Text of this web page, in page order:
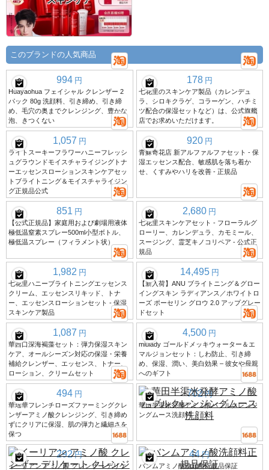
このブランドの人気商品
994 円
Huayaohua フェイシャル クレンザー 2
パック 80g 洗顔料、引き締め、引き締
め、毛穴の奥までクレンジング、豊かな
泡、きつくない
178 円
七花里のスキンケア製品（カレンデュ
ラ、シロキクラゲ、コラーゲン、ハチミ
ツ配合の保湿セットなど）は、公式旗艦
店でお求めいただけます。
1,057 円
ライトスーキーフラワーハニーフレッシ
ュグラウンドモイスチャライジングトナ
ーエッセンスローションスキンケアセッ
トブライトニング＆モイスチャライジン
グ正規品公式
920 円
青蘇奇花店 新アルファルファセット - 保
湿エッセンス配合、敏感肌を落ち着か
せ、くすみやハリを改善 - 正規品
851 円
【公式正規品】家庭用および劇場用液体
極低温窒素スプレー500ml小型ボトル、
極低温スプレー（フィラメント状）
2,680 円
七花里スキンケアセット - フローラルグ
ローリー、カレンデュラ、カモミール、
スージング、霊芝キノコリペア - 公式正
規品
1,982 円
七花里ハニーブライトニングエッセンス
クリーム、エッセンスリキッド、トナ
ー、エッセンスローションセット - 保湿
スキンケア製品
14,495 円
【新入荷】ANU ブライトニング＆グロー
イングスキン ラディアンス／ホワイトロ
ーズ ポーセリン グロウ 2.0 アップグレー
ドセット
1,087 円
華西口深海褐藻セット：弾力保湿スキン
ケア、オールシーズン対応の保湿・栄養
補給クレンザー、エッセンス、トナー、
ローション、クリームセット
4,500 円
miulady ゴールドメッキウォーター＆エ
マルジョンセット：しわ防止、引き締
め、保湿、潤い、美白効果 – 彼女や母親
へのギフト
494 円
華瑶華フレンチローズファーミングクレ
ンザーアミノ酸クレンジング、引き締め
ずにクリアに保湿、肌の弾力と繊細さを
保つ
702 円
華田半渠米発酵アミノ酸バブルクレンジ
ングムース洗顔料
292 円
イーリアン アミノ酸 クレンザー デリケ
44 円
バンムアミノ酸洗顔料正規品保証